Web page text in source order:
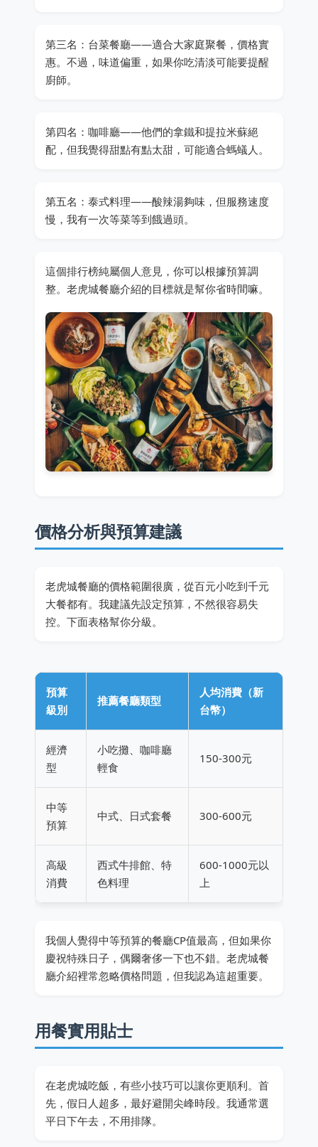
第三名：台菜餐廳——適合大家庭聚餐，價格實
惠。不過，味道偏重，如果你吃清淡可能要提醒
廚師。
第四名：咖啡廳——他們的拿鐵和提拉米蘇絕
配，但我覺得甜點有點太甜，可能適合螞蟻人。
第五名：泰式料理——酸辣湯夠味，但服務速度
慢，我有一次等菜等到餓過頭。
這個排行榜純屬個人意見，你可以根據預算調
整。老虎城餐廳介紹的目標就是幫你省時間嘛。
價格分析與預算建議
老虎城餐廳的價格範圍很廣，從百元小吃到千元
大餐都有。我建議先設定預算，不然很容易失
控。下面表格幫你分級。
預算
級別
推薦餐廳類型
人均消費（新
台幣）
經濟
型
小吃攤、咖啡廳
輕食
150-300元
中等
預算
中式、日式套餐 300-600元
高級
消費
西式牛排館、特
色料理
600-1000元以
上
我個人覺得中等預算的餐廳CP值最高，但如果你
慶祝特殊日子，偶爾奢侈一下也不錯。老虎城餐
廳介紹裡常忽略價格問題，但我認為這超重要。
用餐實用貼士
在老虎城吃飯，有些小技巧可以讓你更順利。首
先，假日人超多，最好避開尖峰時段。我通常選
平日下午去，不用排隊。